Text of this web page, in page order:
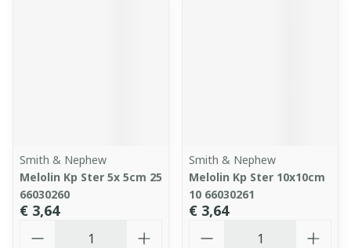
Smith & Nephew
Melolin Kp Ster 5x 5cm 25
66030260
€ 3,64
Smith & Nephew
Melolin Kp Ster 10x10cm
10 66030261
€ 3,64